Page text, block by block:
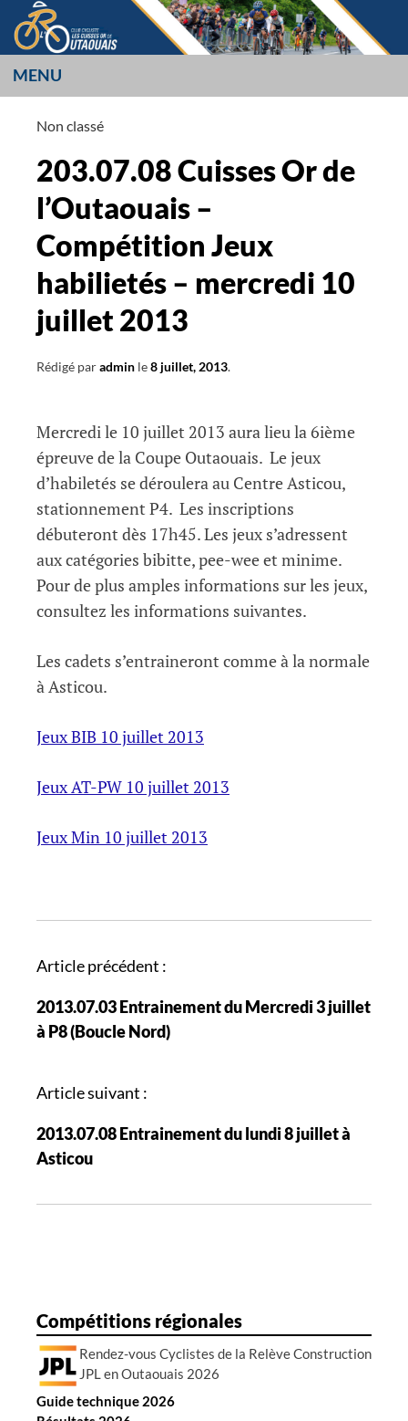
Aller
au
contenu
LES CUISSES OR
L’OUTAOUAIS
MENU
Non classé
203.07.08 Cuisses Or de
l’Outaouais –
Compétition Jeux
habilietés – mercredi 10
juillet 2013
Rédigé paradmin le8 juillet, 2013.
Mercredi le 10 juillet 2013 aura lieu la 6ième
épreuve de la Coupe Outaouais. Le jeux
d’habiletés se déroulera au Centre Asticou,
stationnement P4. Les inscriptions
débuteront dès 17h45. Les jeux s’adressent
aux catégories bibitte, pee-wee et minime.
Pour de plus amples informations sur les jeux,
consultez les informations suivantes.
Les cadets s’entraineront comme à la normale
à Asticou.
Jeux BIB 10 juillet 2013
Jeux AT-PW 10 juillet 2013
Jeux Min 10 juillet 2013
N
v
i
a
i
o
d
r
t
c
l
Article précédent :
2013.07.03 Entrainement du Mercredi 3 juillet
à P8 (Boucle Nord)
Article suivant :
2013.07.08 Entrainement du lundi 8 juillet à
Asticou
Compétitions régionales
Rendez-vous Cyclistes de la Relève Construction
JPL en Outaouais 2026
Guide technique 2026